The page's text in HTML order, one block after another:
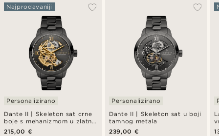
Dante II | Skeleton sat crne
boje s mehanizmom u zlatnoj
boji
Najprodavaniji
Personalizirano
215,00 €
Dante II | Skeleton sat u boji
tamnog metala
Personalizirano
239,00 €